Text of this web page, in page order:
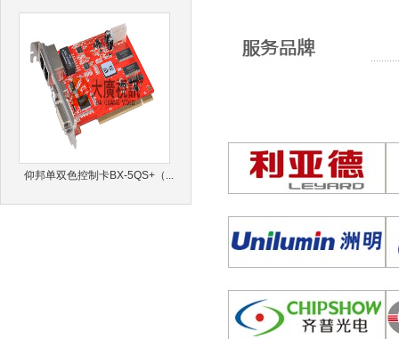
仰邦单双色控制卡BX-5QS+（...